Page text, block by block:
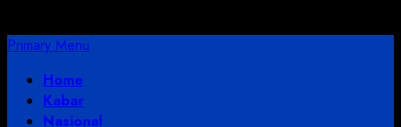
Primary Menu
Home
Kabar
Nasional